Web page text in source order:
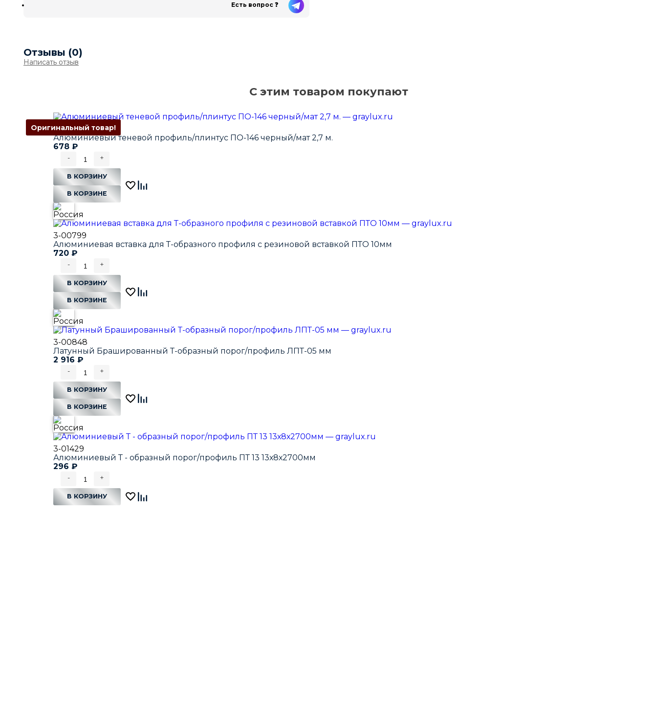
Есть вопрос ❓
Отзывы (0)
Написать отзыв
С этим товаром покупают
3-01856
Алюминиевый теневой профиль/плинтус ПО-146 черный/мат 2,7 м.
678 ₽
- +
В КОРЗИНУ
В КОРЗИНЕ
3-00799
Алюминиевая вставка для Т-образного профиля с резиновой вставкой ПТО 10мм
720 ₽
- +
В КОРЗИНУ
В КОРЗИНЕ
Оригинальный товар!
3-00848
Латунный Брашированный Т-образный порог/профиль ЛПТ-05 мм
2 916 ₽
- +
В КОРЗИНУ
В КОРЗИНЕ
3-01429
Алюминиевый Т - образный порог/профиль ПТ 13 13х8х2700мм
296 ₽
- +
В КОРЗИНУ